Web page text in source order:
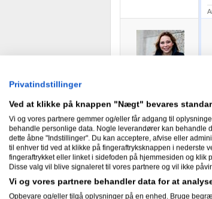
Fra Holeby
Tilmeldt 25. feb 09
Indlæg ialt:
Privatindstillinger
Ved at klikke på knappen "Nægt" bevares
Vi og vores partnere gemmer og/eller får adgang til
behandle personlige data. Nogle leverandører kan behandle
dette åbne "Indstillinger". Du kan acceptere, afvise eller
til enhver tid ved at klikke på fingeraftryksknappen i nederste
fingeraftrykket eller linket i sidefoden på hjemmesiden og
Disse valg vil blive signaleret til vores partnere og vil ikke
Vi og vores partnere behandler data for at
Opbevare og/eller tilgå oplysninger på en enhed. Bruge